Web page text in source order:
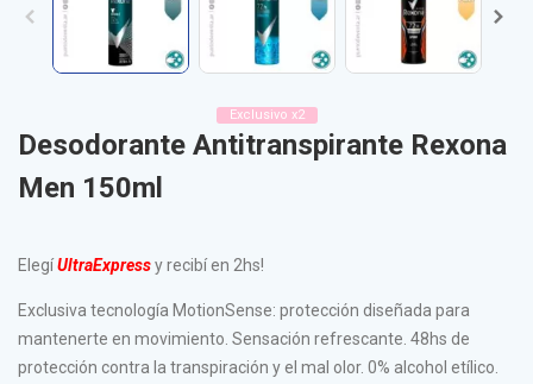
Exclusivo x2
Desodorante Antitranspirante Rexona
Men 150ml
ElegíUltraExpressy recibí en 2hs!
Exclusiva tecnología MotionSense: protección diseñada para
mantenerte en movimiento. Sensación refrescante. 48hs de
protección contra la transpiración y el mal olor. 0% alcohol etílico.